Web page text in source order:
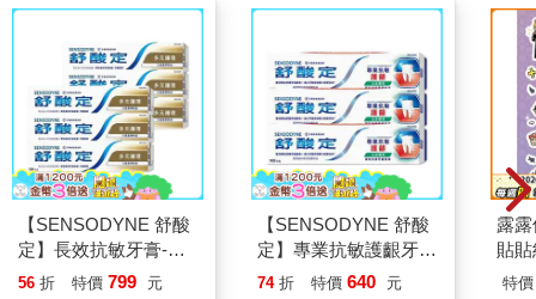
【SENSODYNE 舒酸
定】長效抗敏牙膏-多
元護理120gx6入
56 折 特價 799 元
【SENSODYNE 舒酸
定】專業抗敏護齦牙
膏-沁涼薄荷100gx3入
74 折 特價 640 元
露
貼
特價